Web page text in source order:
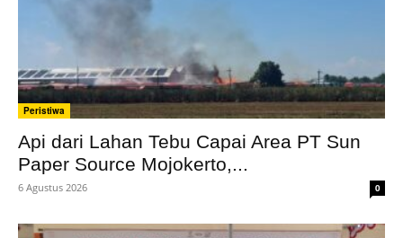
Peristiwa
Api dari Lahan Tebu Capai Area PT Sun
Paper Source Mojokerto,...
6 Agustus 2026 0